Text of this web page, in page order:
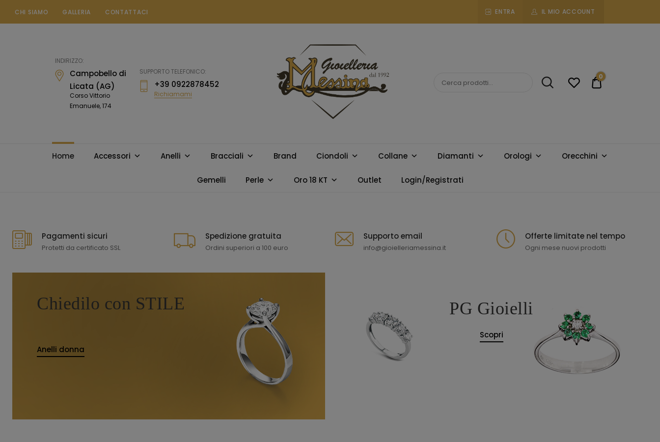
CHI SIAMO GALLERIA CONTATTACI ENTRA IL MIO ACCOUNT
INDIRIZZO:
Campobello di
Licata (AG)
Corso Vittorio
Emanuele, 174
SUPPORTO TELEFONICO:
+39 0922878452
Richiamami
MESSINA
CAMPOBELLO
migliori marchi.
€0.00
0
Home Accessori Anelli Bracciali Brand Ciondoli Collane Diamanti Orologi Orecchini
Gemelli Perle Oro 18 KT Outlet Login/Registrati
Pagamenti sicuri
Protetti da certificato SSL
Spedizione gratuita
Ordini superiori a 100 euro
Supporto email
info@gioielleriamessina.it
Offerte limitate nel tempo
Ogni mese nuovi prodotti
Chiedilo con STILE
Anelli donna
PG Gioielli
Scopri